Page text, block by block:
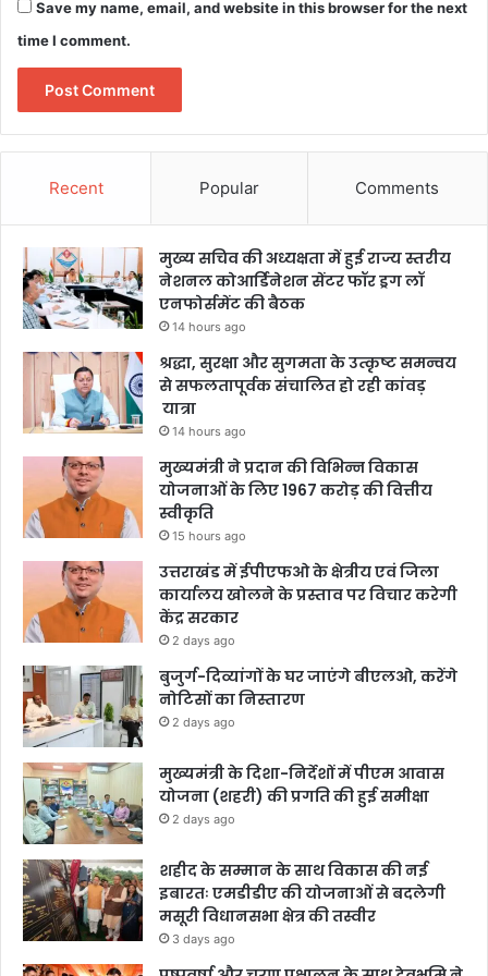
Save my name, email, and website in this browser for the next
time I comment.
Recent Popular Comments
मुख्य सचिव की अध्यक्षता में हुई राज्य स्तरीय
नेशनल कोआर्डिनेशन सेंटर फॉर ड्रग लॉ
एनफोर्समेंट की बैठक
14 hours ago
श्रद्धा, सुरक्षा और सुगमता के उत्कृष्ट समन्वय
से सफलतापूर्वक संचालित हो रही कांवड़
यात्रा
14 hours ago
मुख्यमंत्री ने प्रदान की विभिन्न विकास
योजनाओं के लिए 1967 करोड़ की वित्तीय
स्वीकृति
15 hours ago
उत्तराखंड में ईपीएफओ के क्षेत्रीय एवं जिला
कार्यालय खोलने के प्रस्ताव पर विचार करेगी
केंद्र सरकार
2 days ago
बुजुर्ग-दिव्यांगों के घर जाएंगे बीएलओ, करेंगे
नोटिसों का निस्तारण
2 days ago
मुख्यमंत्री के दिशा-निर्देशों में पीएम आवास
योजना (शहरी) की प्रगति की हुई समीक्षा
2 days ago
शहीद के सम्मान के साथ विकास की नई
इबारतः एमडीडीए की योजनाओं से बदलेगी
मसूरी विधानसभा क्षेत्र की तस्वीर
3 days ago